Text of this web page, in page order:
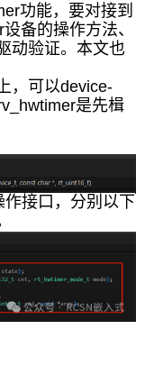
功能，要对接到
备的操作方法、
动验证。本文也
，可以device-
是先楫
接口，分别以下